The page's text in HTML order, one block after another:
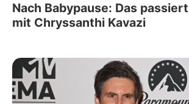
Nach Babypause: Das
mit Chryssanthi Kavazi